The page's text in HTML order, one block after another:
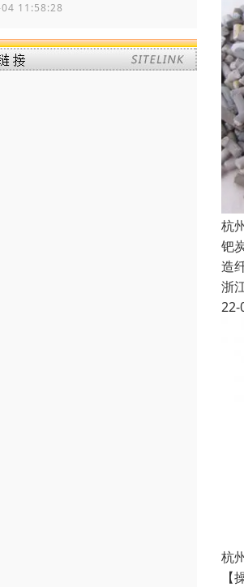
11:58:28
杭
钯
造
浙
22-
杭